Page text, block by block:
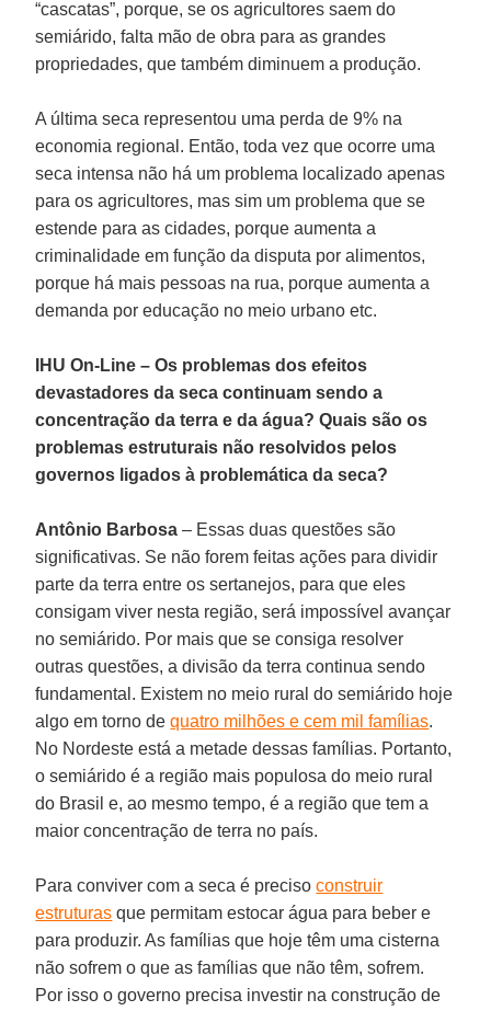
“cascatas”, porque, se os agricultores saem do
semiárido, falta mão de obra para as grandes
propriedades, que também diminuem a produção.
A última seca representou uma perda de 9% na
economia regional. Então, toda vez que ocorre uma
seca intensa não há um problema localizado apenas
para os agricultores, mas sim um problema que se
estende para as cidades, porque aumenta a
criminalidade em função da disputa por alimentos,
porque há mais pessoas na rua, porque aumenta a
demanda por educação no meio urbano etc.
IHU On-Line – Os problemas dos efeitos
devastadores da seca continuam sendo a
concentração da terra e da água? Quais são os
problemas estruturais não resolvidos pelos
governos ligados à problemática da seca?
Antônio Barbosa – Essas duas questões são
significativas. Se não forem feitas ações para dividir
parte da terra entre os sertanejos, para que eles
consigam viver nesta região, será impossível avançar
no semiárido. Por mais que se consiga resolver
outras questões, a divisão da terra continua sendo
fundamental. Existem no meio rural do semiárido hoje
algo em torno dequatro milhões e cem mil famílias.
No Nordeste está a metade dessas famílias. Portanto,
o semiárido é a região mais populosa do meio rural
do Brasil e, ao mesmo tempo, é a região que tem a
maior concentração de terra no país.
Para conviver com a seca é precisoconstruir
estruturas que permitam estocar água para beber e
para produzir. As famílias que hoje têm uma cisterna
não sofrem o que as famílias que não têm, sofrem.
Por isso o governo precisa investir na construção de